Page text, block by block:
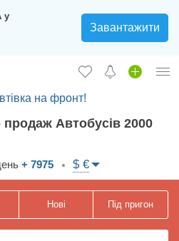
у
Завантажити
на фронт!
Автобусів 2000
+ 7975 $ €
Нові Під пригон